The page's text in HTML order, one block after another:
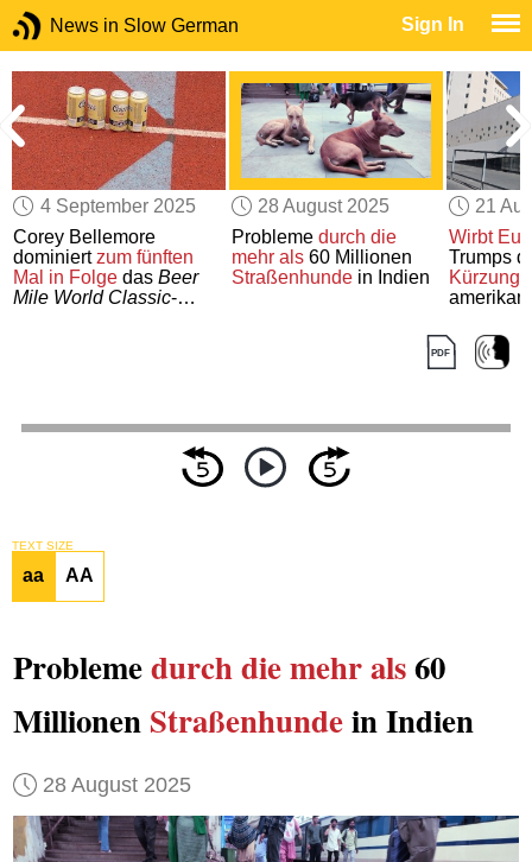
News in Slow German Sign In
4 September 2025
Corey Bellemore
dominiertzum fünften
Mal in Folge dasBeer
Mile World Classic-
28 August 2025
Probleme durch die
mehr als60 Millionen
Straßenhundein Indien
21
Wirbt
Trumps
TEXT SIZE
aa AA
Problemedurch die mehr als60
Millionen Straßenhundein Indien
28 August 2025